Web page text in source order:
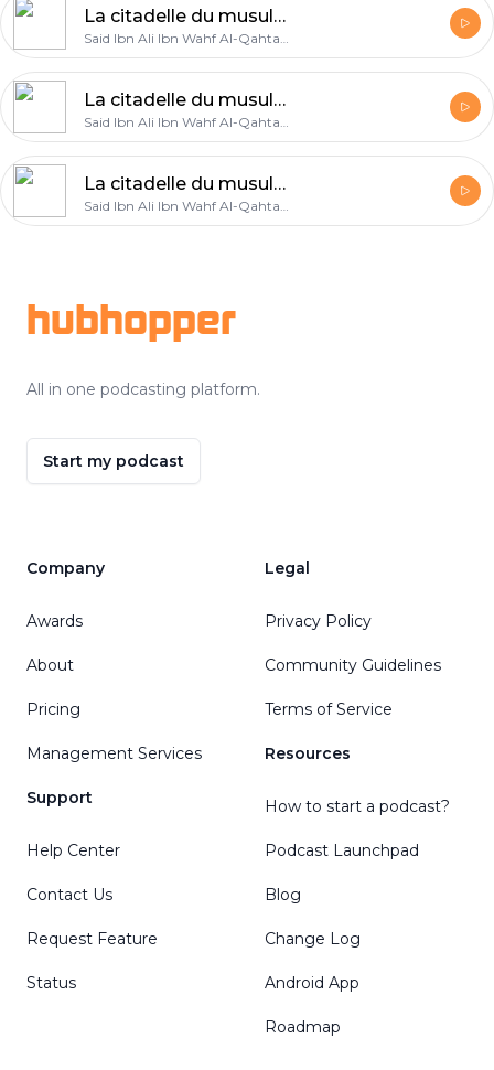
La citadelle du musulman : Chapitre 21 - L'invocation de la prosternation de la récitation du Coran
Said Ibn Ali Ibn Wahf Al-Qahtany
La citadelle du musulman : Chapitre 20 - Entre les deux prosternations
Said Ibn Ali Ibn Wahf Al-Qahtany
La citadelle du musulman : Chapitre 19 - Les invocations de la prosternation
Said Ibn Ali Ibn Wahf Al-Qahtany
hubhopper
All in one podcasting platform.
Start my podcast
Company
Awards
About
Pricing
Management Services
Support
Help Center
Contact Us
Request Feature
Status
Legal
Privacy Policy
Community Guidelines
Terms of Service
Resources
How to start a podcast?
Podcast Launchpad
Blog
Change Log
Android App
Roadmap